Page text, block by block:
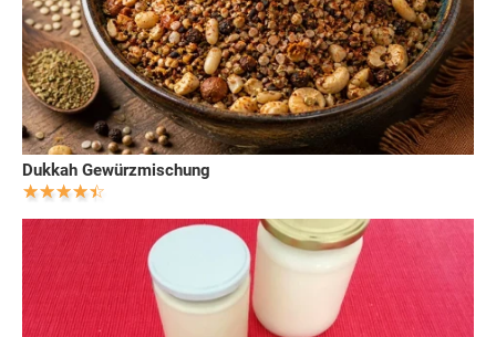
Dukkah Gewürzmischung